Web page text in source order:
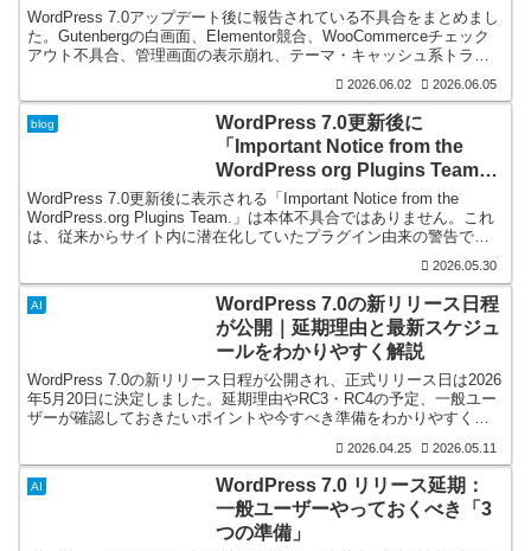
と対処法
WordPress 7.0アップデート後に報告されている不具合をまとめまし
た。Gutenbergの白画面、Elementor競合、WooCommerceチェック
アウト不具合、管理画面の表示崩れ、テーマ・キャッシュ系トラブ
2026.06.02 2026.06.05
blog
WordPress 7.0更新後に
「Important Notice from the
WordPress org Plugins Team」
が表示
WordPress 7.0更新後に表示される「Important Notice from the
WordPress.org Plugins Team.」は本体不具合ではありません。これ
は、従来からサイト内に潜在化していたプラグイン由来の警告で
2026.05.30
AI
WordPress 7.0の新リリース日程
が公開｜延期理由と最新スケジュ
ールをわかりやすく解説
WordPress 7.0の新リリース日程が公開され、正式リリース日は2026
年5月20日に決定しました。延期理由やRC3・RC4の予定、一般ユー
ザーが確認しておきたいポイントや今すべき準備をわかりやすく解
2026.04.25 2026.05.11
AI
WordPress 7.0 リリース延期：
一般ユーザーやっておくべき「3
つの準備」